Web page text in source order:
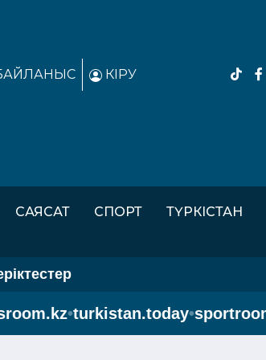
КІРУ
САЯСАТ СПОРТ ТҮРКІСТАН
•turkistan.today•sportroom.kz